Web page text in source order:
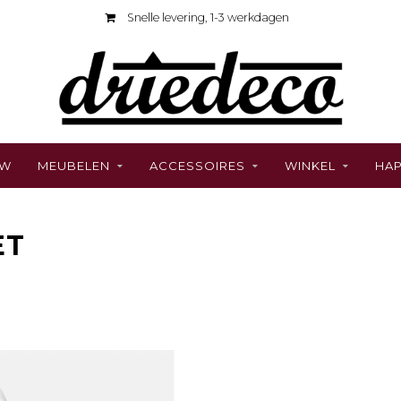
MEUBELEN ACCESSOIRES WINKEL